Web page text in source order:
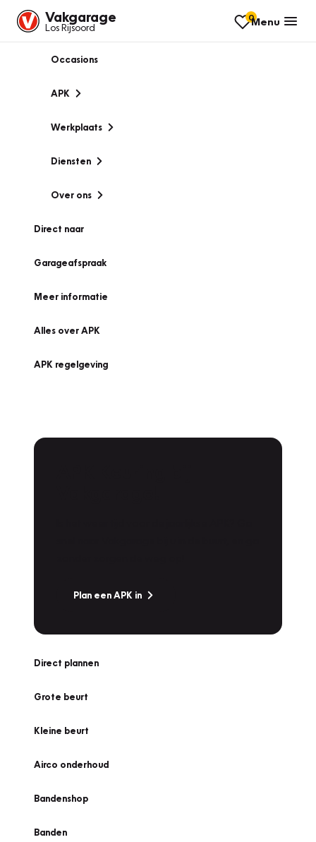
Vakgarage
Los Rijsoord
0Menu
Occasions
APK
Werkplaats
Diensten
Over ons
Direct naar
Garageafspraak
Meer informatie
Alles over APK
APK regelgeving
Plan een APK in
Direct plannen
Grote beurt
Kleine beurt
Airco onderhoud
Bandenshop
Banden